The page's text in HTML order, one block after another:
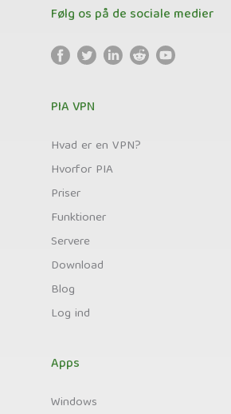
Følg os på de sociale medier
PIA VPN
Hvad er en VPN?
Hvorfor PIA
Priser
Funktioner
Servere
Download
Blog
Log ind
Apps
Windows